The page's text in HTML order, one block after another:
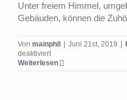
Unter freiem Himmel,
Gebäuden, können die
Von mainphil Juni 21st, 2019
deaktiviertfür
Picknickkonzert
2019
Weiterlesen